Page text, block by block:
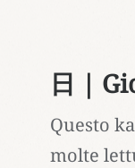
日 |
Questo
molte